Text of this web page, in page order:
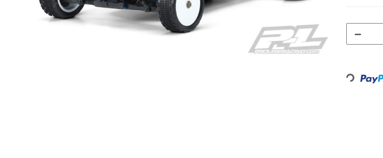
Loading...